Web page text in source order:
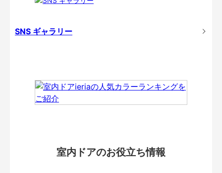
SNS ギャラリー
室内ドアのお役立ち情報